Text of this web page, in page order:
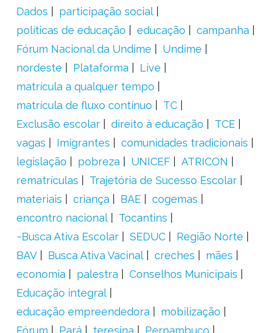
Dados
participação social
políticas de educação
educação
campanha
Fórum Nacional da Undime
Undime
nordeste
Plataforma
Live
matrícula a qualquer tempo
matrícula de fluxo contínuo
TC
Exclusão escolar
direito à educação
TCE
vagas
Imigrantes
comunidades tradicionais
legislação
pobreza UNICEF
ATRICON
rematrículas
Trajetória de Sucesso Escolar
materiais
criança BAE
cogemas
encontro nacional
Tocantins
~Busca Ativa Escolar
SEDUC
Região Norte
BAV
Busca Ativa Vacinal creches
mães
economia
palestra
Conselhos Municipais
Educação integral
educação empreendedora
mobilização
Fórum
Pará teresina Pernambuco